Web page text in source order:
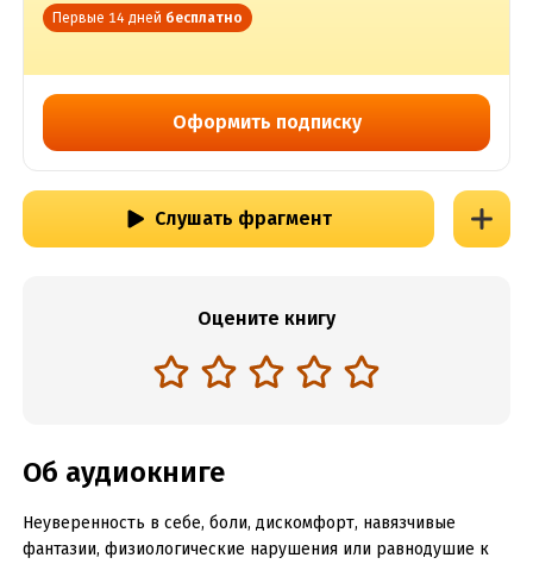
Первые 14 дней бесплатно
Оформить подписку
Слушать фрагмент
Оцените книгу
Об аудиокниге
Неуверенность в себе, боли, дискомфорт, навязчивые
фантазии, физиологические нарушения или равнодушие к